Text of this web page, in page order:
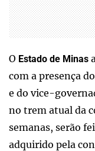
O Estado de Minas
com a presença
e do vice-
no trem atual da
semanas, serão
adquirido pela